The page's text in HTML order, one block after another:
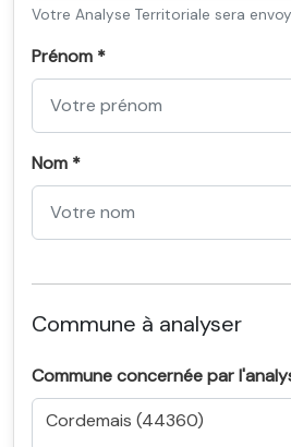
Votre Analyse Territoriale sera
Prénom *
Nom *
Commune à analyser
Commune concernée par
Cordemais (44360)